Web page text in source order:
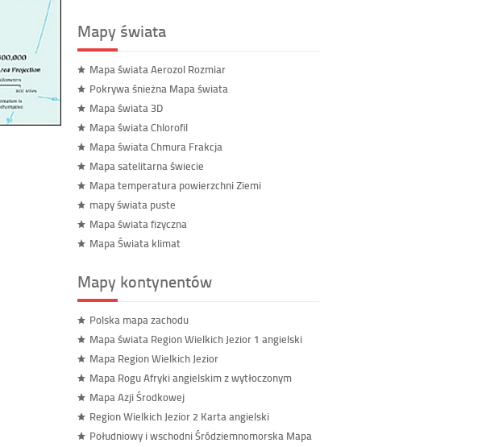
Mapy świata
Mapa świata Aerozol Rozmiar
Pokrywa śnieżna Mapa świata
Mapa świata 3D
Mapa świata Chlorofil
Mapa świata Chmura Frakcja
Mapa satelitarna świecie
Mapa temperatura powierzchni Ziemi
mapy świata puste
Mapa świata fizyczna
Mapa Świata klimat
Mapy kontynentów
Polska mapa zachodu
Mapa świata Region Wielkich Jezior 1 angielski
Mapa Region Wielkich Jezior
Mapa Rogu Afryki angielskim z wytłoczonym
Mapa Azji Środkowej
Region Wielkich Jezior 2 Karta angielski
Południowy i wschodni Śródziemnomorska Mapa